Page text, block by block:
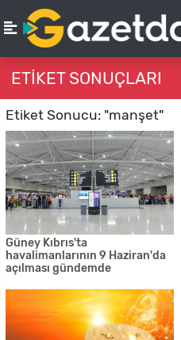
ETIKET SONUÇLARI
Etiket Sonucu: "manşet"
Güney Kıbrıs'ta
havalimanlarının 9 Haziran'da
açılması gündemde